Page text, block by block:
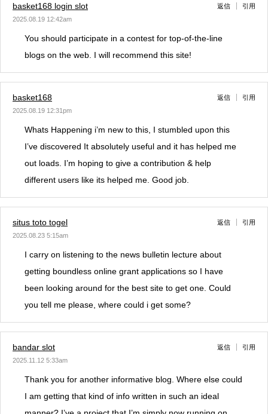
basket168 login slot
2025.08.19 12:42am
返信 引用
You should participate in a contest for top-of-the-line
blogs on the web. I will recommend this site!
basket168
2025.08.19 12:31pm
返信 引用
Whats Happening i’m new to this, I stumbled upon this
I’ve discovered It absolutely useful and it has helped me
out loads. I’m hoping to give a contribution & help
different users like its helped me. Good job.
situs toto togel
2025.08.23 5:15am
返信 引用
I carry on listening to the news bulletin lecture about
getting boundless online grant applications so I have
been looking around for the best site to get one. Could
you tell me please, where could i get some?
bandar slot
2025.11.12 5:33am
返信 引用
Thank you for another informative blog. Where else could
I am getting that kind of info written in such an ideal